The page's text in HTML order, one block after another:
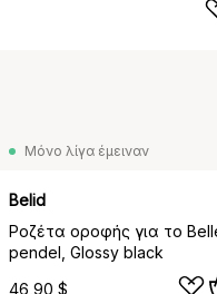
Μόνο λίγα έμειναν
Belid
Ροζέτα οροφής για το
pendel, Glossy black
46,90 $